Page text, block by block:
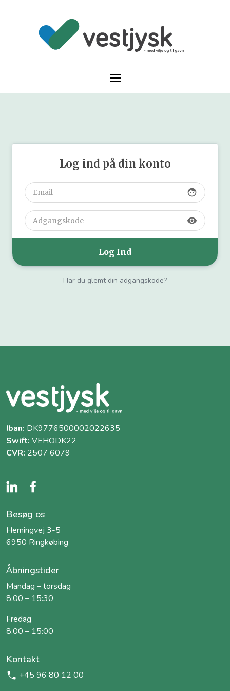
Log ind på din konto
face
visibility
Har du glemt din adgangskode?
Iban: DK9776500002022635
Swift: VEHODK22
CVR: 2507 6079
Besøg os
Herningvej 3-5
6950 Ringkøbing
Åbningstider
Mandag – torsdag
8:00 – 15:30
Fredag
8:00 – 15:00
Kontakt
+45 96 80 12 00